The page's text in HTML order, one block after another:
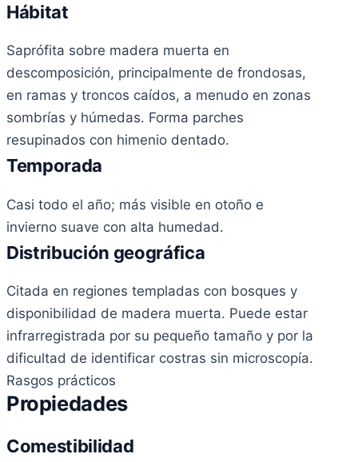
Hábitat
Saprófita sobre madera muerta en
descomposición, principalmente de frondosas,
en ramas y troncos caídos, a menudo en zonas
sombrías y húmedas. Forma parches
resupinados con himenio dentado.
Temporada
Casi todo el año; más visible en otoño e
invierno suave con alta humedad.
Distribución geográfica
Citada en regiones templadas con bosques y
disponibilidad de madera muerta. Puede estar
infrarregistrada por su pequeño tamaño y por la
dificultad de identificar costras sin microscopía.
Rasgos prácticos
Propiedades
Comestibilidad